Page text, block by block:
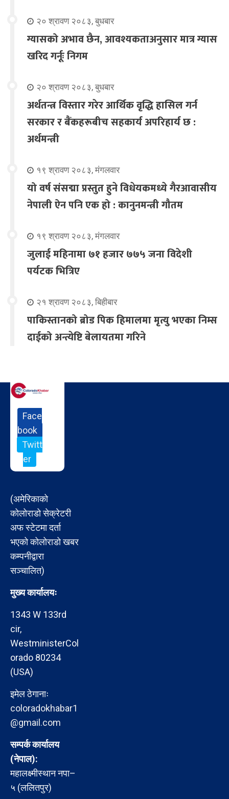
२० श्रावण २०८३, बुधबार
ग्यासको अभाव छैन, आवश्यकताअनुसार मात्र ग्यास
खरिद गर्नूः निगम
२० श्रावण २०८३, बुधबार
अर्थतन्त्र विस्तार गरेर आर्थिक वृद्धि हासिल गर्न
सरकार र बैंकहरूबीच सहकार्य अपरिहार्य छ :
अर्थमन्त्री
१९ श्रावण २०८३, मंगलवार
यो वर्ष संसद्मा प्रस्तुत हुने विधेयकमध्ये गैरआवासीय
नेपाली ऐन पनि एक हो : कानुनमन्त्री गौतम
१९ श्रावण २०८३, मंगलवार
जुलाई महिनामा ७१ हजार ७७५ जना विदेशी
पर्यटक भित्रिए
२१ श्रावण २०८३, बिहीबार
पाकिस्तानको ब्रोड पिक हिमालमा मृत्यु भएका निम्स
दाईको अन्त्येष्टि बेलायतमा गरिने
Face
book
Twitt
er
(अमेरिकाको
कोलोराडो सेक्रेटरी
अफ स्टेटमा दर्ता
भएको कोलोराडो खबर
कम्पनीद्वारा
सञ्चालित)
मुख्य कार्यालयः
1343 W 133rd
cir,
WestministerCol
orado 80234
(USA)
इमेल ठेगानाः
coloradokhabar1
@gmail.com
सम्पर्क कार्यालय
(नेपाल):
महालक्ष्मीस्थान नपा–
५ (ललितपुर)